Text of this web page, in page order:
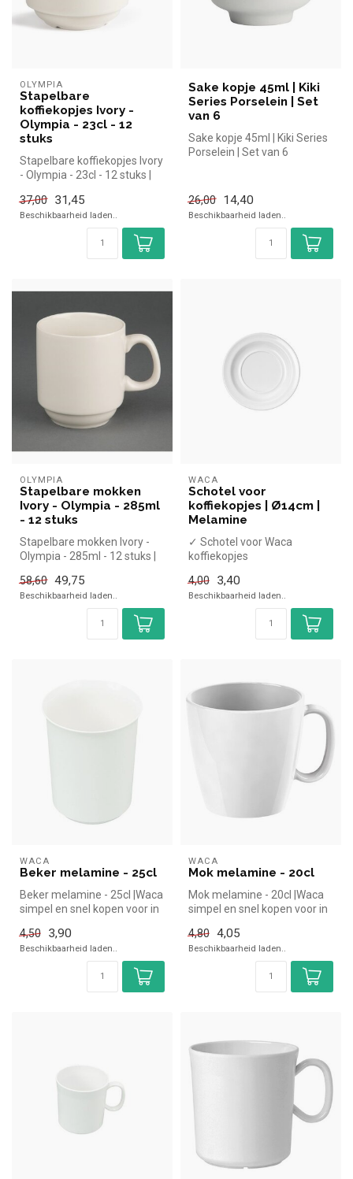
OLYMPIA
Stapelbare
koffiekopjes Ivory -
Olympia - 23cl - 12
stuks
Stapelbare koffiekopjes Ivory
- Olympia - 23cl - 12 stuks |
37,00
31,45
Beschikbaarheid laden..
Sake kopje 45ml | Kiki
Series Porselein | Set
van 6
Sake kopje 45ml | Kiki Series
Porselein | Set van 6
26,00 14,40
Beschikbaarheid laden..
OLYMPIA
Stapelbare mokken
Ivory - Olympia - 285ml
- 12 stuks
Stapelbare mokken Ivory -
Olympia - 285ml - 12 stuks |
58,60 49,75
Beschikbaarheid laden..
WACA
Schotel voor
koffiekopjes | Ø14cm |
Melamine
✓ Schotel voor Waca
koffiekopjes
✓ Melamine
4,00 3,40
Beschikbaarheid laden..
WACA
Beker melamine - 25cl
Beker melamine - 25cl |Waca
simpel en snel kopen voor in
4,50
3,90
Beschikbaarheid laden..
WACA
Mok melamine - 20cl
Mok melamine - 20cl |Waca
simpel en snel kopen voor in
4,80 4,05
Beschikbaarheid laden..